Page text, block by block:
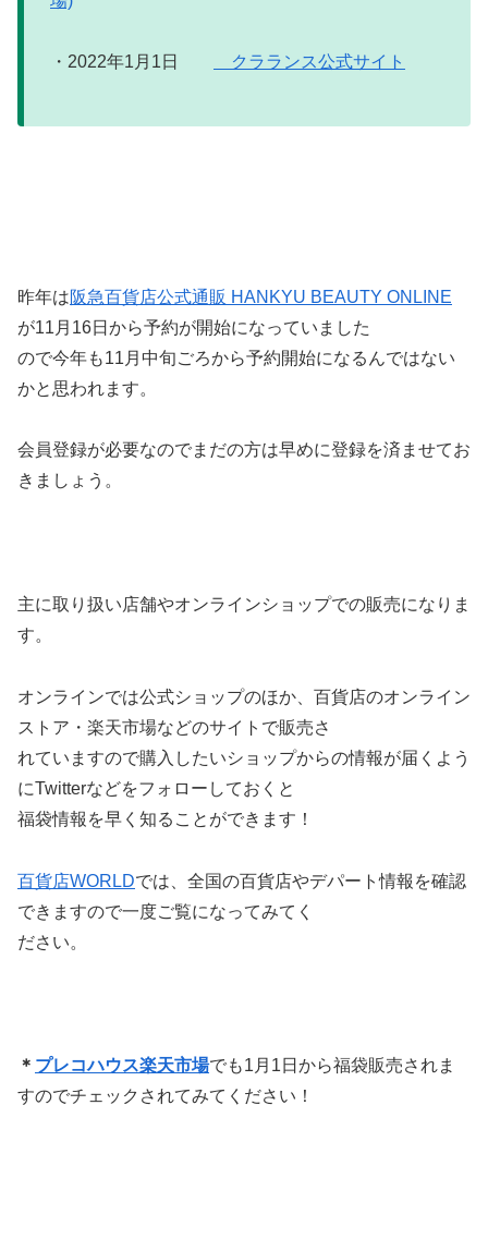
・2022年1月1日 クラランス公式サイト
昨年は阪急百貨店公式通販 HANKYU BEAUTY ONLINE
が11月16日から予約が開始になっていました
ので今年も11月中旬ごろから予約開始になるんではない
かと思われます。
会員登録が必要なのでまだの方は早めに登録を済ませてお
きましょう。
主に取り扱い店舗やオンラインショップでの販売になりま
す。
オンラインでは公式ショップのほか、百貨店のオンライン
ストア・楽天市場などのサイトで販売さ
れていますので購入したいショップからの情報が届くよう
にTwitterなどをフォローしておくと
福袋情報を早く知ることができます！
百貨店WORLDでは、全国の百貨店やデパート情報を確認
できますので一度ご覧になってみてく
ださい。
＊ プレコハウス楽天市場でも1月1日から福袋販売されま
すのでチェックされてみてください！